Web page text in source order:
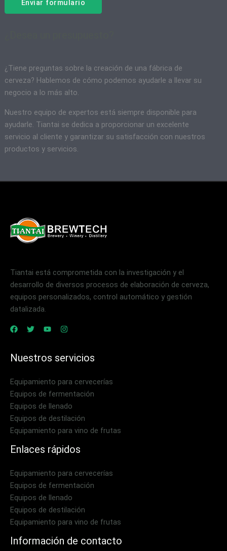
Enviar formulario
¿Tiene preguntas sobre la creación de una fábrica de
cerveza? Hablemos de cómo podemos ayudarle a llevar su
negocio a lo más alto.
Nuestro equipo de expertos está siempre disponible para
ayudarle. Tiantai se dedica a proporcionar un excelente
servicio al cliente y garantizar su satisfacción con nuestros
productos y servicios.
Tiantai está comprometida con la investigación y el
desarrollo de diversos procesos de elaboración de cerveza,
equipos personalizados, control automático y gestión
datalizada.
Nuestros servicios
Equipamiento para cervecerías
Equipos de fermentación
Equipos de llenado
Equipos de destilación
Equipamiento para vino de frutas
Enlaces rápidos
Equipamiento para cervecerías
Equipos de fermentación
Equipos de llenado
Equipos de destilación
Equipamiento para vino de frutas
Información de contacto